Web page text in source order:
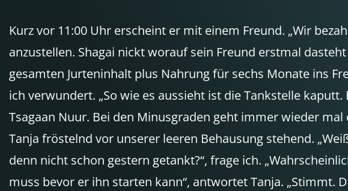
Kurz vor 11:00 Uhr erscheint er mit einem Freund. „Wir
anzustellen. Shagai nickt worauf sein Freund erstmal
gesamten Jurteninhalt plus Nahrung für sechs Monate ins
ich verwundert. „So wie es aussieht ist die Tankstelle kaputt.
Tsagaan Nuur. Bei den Minusgraden geht immer wieder
Tanja fröstelnd vor unserer leeren Behausung stehend.
denn nicht schon gestern getankt?“, frage ich.
muss bevor er ihn starten kann“, antwortet Tanja. „Stimmt.